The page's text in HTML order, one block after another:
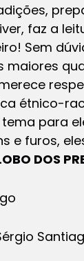
faz a
Sem
maiores
étnico-
para
e furos,
DOS
Santiago